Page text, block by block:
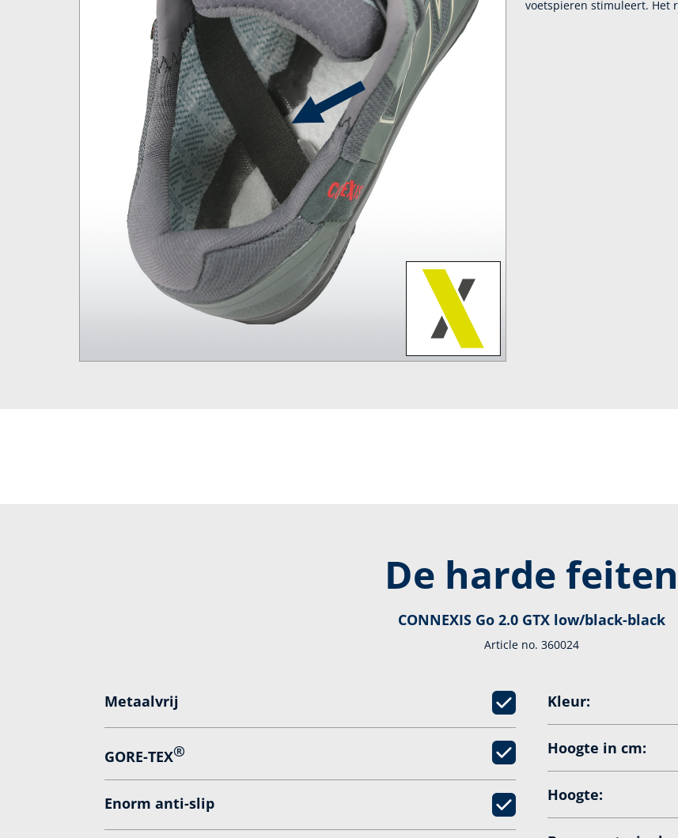
voetspieren stimuleert. Het
De harde feiten
CONNEXIS Go 2.0 GTX low/black-black
Article no. 360024
Metaalvrij
GORE-TEX®
Enorm anti-­slip
Kleur:
Hoogte in cm:
Hoogte: